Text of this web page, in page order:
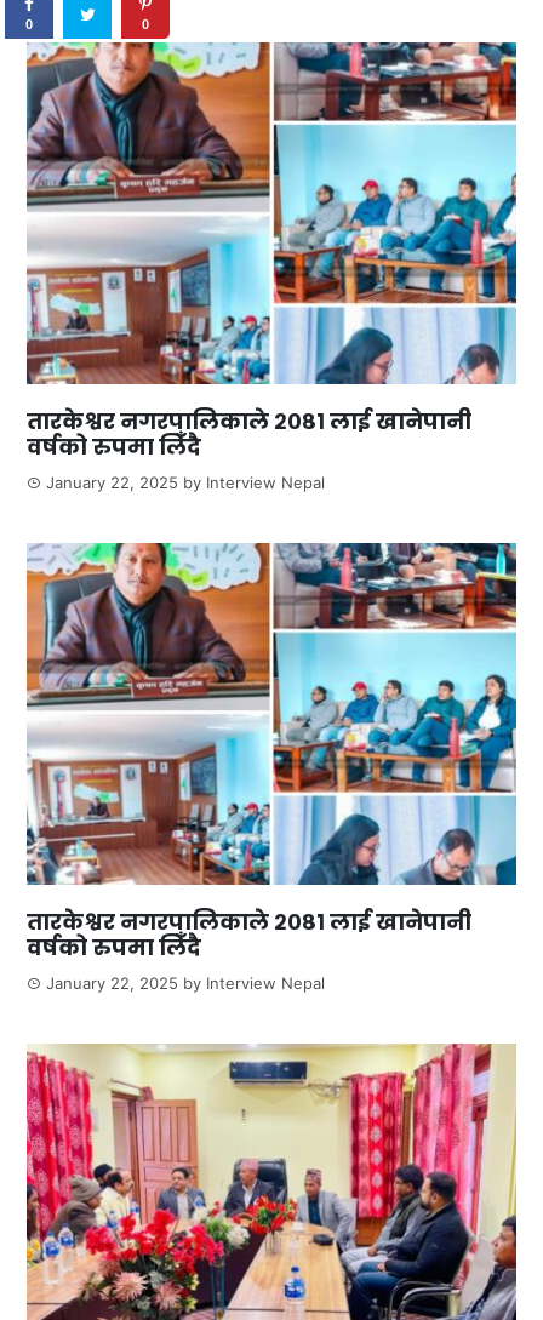
तारकेश्वर नगरपालिकाले २०८१ लाई खानेपानी
वर्षको रुपमा लिँदै
January 22, 2025 by Interview Nepal
तारकेश्वर नगरपालिकाले २०८१ लाई खानेपानी
वर्षको रुपमा लिँदै
January 22, 2025 by Interview Nepal
0 0